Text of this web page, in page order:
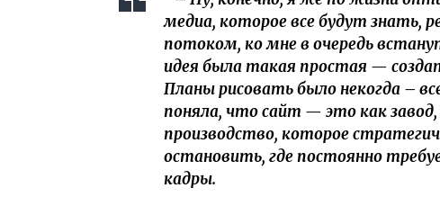
медиа, которое все будут знать,
потоком, ко мне в очередь
идея была такая простая —
Планы рисовать было некогда –
поняла, что сайт — это как
производство, которое
остановить, где постоянно
кадры.